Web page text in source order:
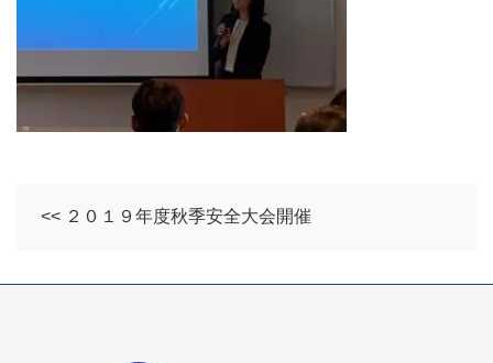
<< ２０１９年度秋季安全大会開催